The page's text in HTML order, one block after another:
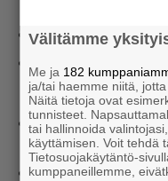
Lisää näkyvyyttä
taidolla -palvelu
Muutosturva yli 55-
tueksi
Mitä muuta haluaisit
Välitämme
Me ja 182
ja/tai haemme niitä,
Näitä tietoja ovat
tunnisteet.
tai hallinnoida
käyttämisen. Voit tehdä
Tietosuojakäytäntö-
kumppaneillemme,